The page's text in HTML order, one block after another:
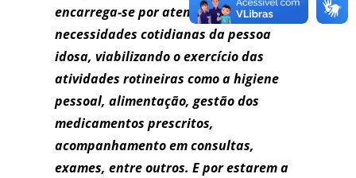
encarrega-se por atender às
necessidades cotidianas da pessoa
idosa, viabilizando o exercício das
atividades rotineiras como a higiene
pessoal, alimentação, gestão dos
medicamentos prescritos,
acompanhamento em consultas,
exames, entre outros. E por estarem a